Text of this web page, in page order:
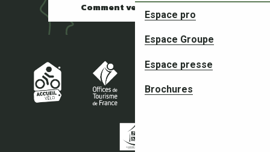
Restaurants
Espace pro
Espace Groupe
Espace presse
Brochures
Comment venir ?